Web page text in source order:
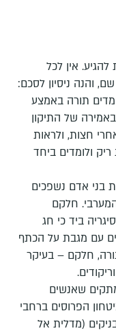
אין לכל
והנה ניסיון לסכם:
תורה באמצע
של התיקון
חצות, ולראות
ולומדים ביחד
בני אדם נשפכים
חלקם
ביד כי חג
עם מגבת על הכתף
חלקם – בעיקר
שאנשים
הפרוסים ברחבי
(מדלית אל